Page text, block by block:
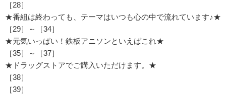
［28］
★番組は終わっても、テーマはいつも心の中で流れています♪★
［29］～［34］
★元気いっぱい！鉄板アニソンといえばこれ★
［35］～［37］
★ドラッグストアでご購入いただけます。★
［38］
［39］